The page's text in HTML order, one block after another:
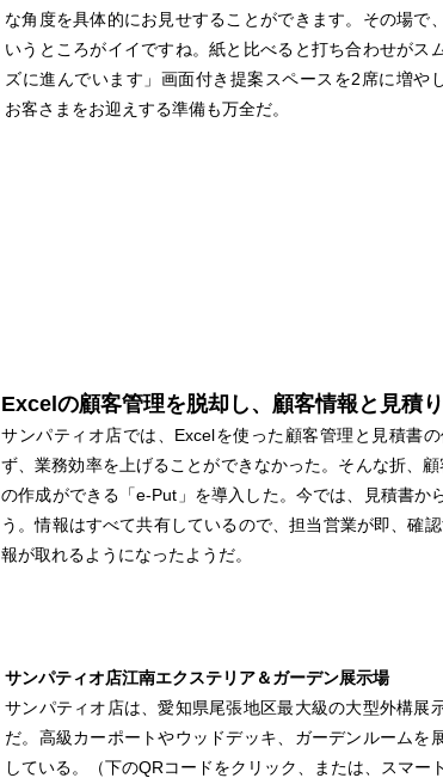
な角度を具体的にお見せすることができます。その場で
いうところがイイですね。紙と比べると打ち合わせがス
ズに進んでいます」画面付き提案スペースを2席に増やし
お客さまをお迎えする準備も万全だ。
Excelの顧客管理を脱却し、顧客情報と見積
サンパティオ店では、Excelを使った顧客管理と見積書
ず、業務効率を上げることができなかった。そんな折、
の作成ができる「e-Put」を導入した。今では、見積書
う。情報はすべて共有しているので、担当営業が即、確
報が取れるようになったようだ。
サンパティオ店江南エクステリア＆ガーデン展示場
サンパティオ店は、愛知県尾張地区最大級の大型外構展
だ。高級カーポートやウッドデッキ、ガーデンルームを
している。（下のQRコードをクリック、または、スマー